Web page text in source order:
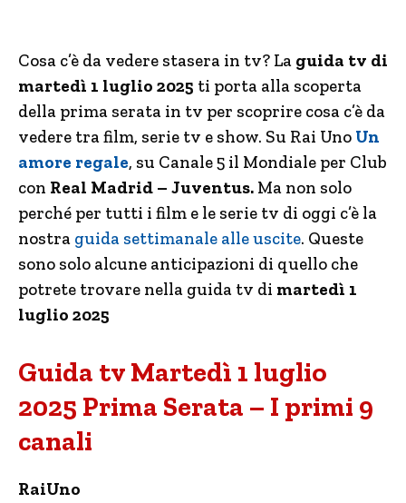
Cosa c’è da vedere stasera in tv? La guida tv di
martedì 1 luglio 2025 ti porta alla scoperta
della prima serata in tv per scoprire cosa c’è da
vedere tra film, serie tv e show. Su Rai Uno Un
amore regale, su Canale 5 il Mondiale per Club
con Real Madrid – Juventus. Ma non solo
perché per tutti i film e le serie tv di oggi c’è la
nostra guida settimanale alle uscite. Queste
sono solo alcune anticipazioni di quello che
potrete trovare nella guida tv di martedì 1
luglio 2025
Guida tv Martedì 1 luglio
2025 Prima Serata – I primi 9
canali
RaiUno